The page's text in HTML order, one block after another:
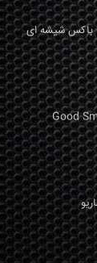
باکس شیشه ای